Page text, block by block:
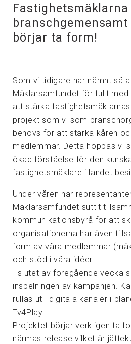
Fastighetsmäklarna
börjar ta form!
Som vi tidigare har nämnt så
Mäklarsamfundet för fullt
att stärka
projekt som vi som
behövs för att stärka kåren
medlemmar. Detta hoppas vi
ökad förståelse för den
fastighetsmäklare i landet
Under våren har
Mäklarsamfundet suttit
kommunikationsbyrå för att
organisationerna har även
form av våra medlemmar
och stöd i våra idéer.
I slutet av föregående vecka
inspelningen av kampanjen.
rullas ut i digitala kanaler i
Tv4Play.
Projektet börjar verkligen ta
närmas release vilket är